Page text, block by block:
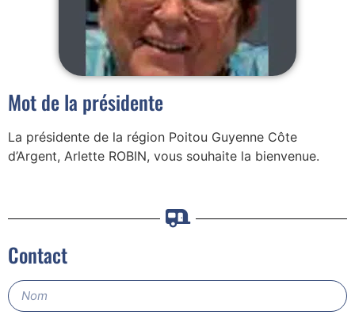
Mot de la présidente
La présidente de la région Poitou Guyenne Côte
d’Argent, Arlette ROBIN, vous souhaite la bienvenue.
Contact